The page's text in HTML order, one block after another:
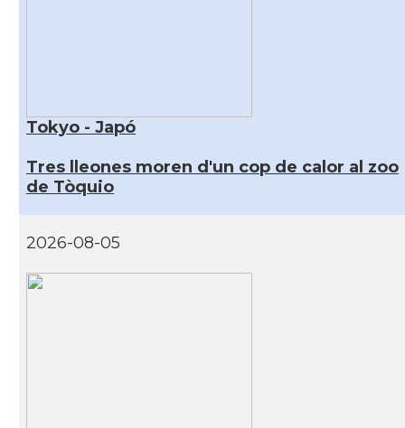
Tokyo - Japó
Tres lleones moren d'un cop de calor al zoo
de Tòquio
2026-08-05